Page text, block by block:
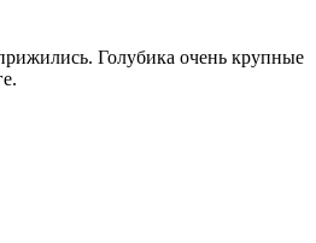
Голубика очень крупные